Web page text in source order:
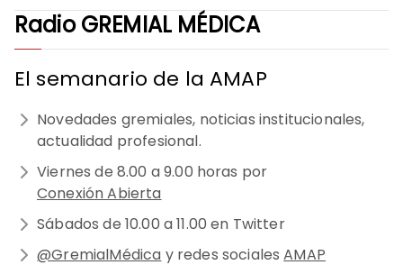
Radio GREMIAL MÉDICA
El semanario de la AMAP
Novedades gremiales, noticias institucionales,
actualidad profesional.
Viernes de 8.00 a 9.00 horas por
Conexión Abierta
Sábados de 10.00 a 11.00 en Twitter
@GremialMédica y redes socialesAMAP